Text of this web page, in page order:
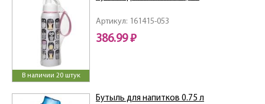
В наличии 20 штук
Артикул: 161415-053
386.99 ₽
Бутыль для напитков 0.75 л